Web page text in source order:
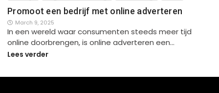
Promoot een bedrijf met online adverteren
March 9, 2025
In een wereld waar consumenten steeds meer tijd
online doorbrengen, is online adverteren een…
Lees verder